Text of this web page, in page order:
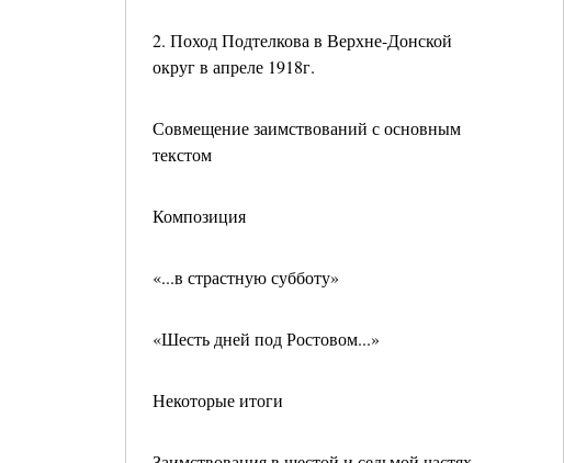
2. Поход Подтелкова в Верхне-Донской
округ в апреле 1918г.
Совмещение заимствований с основным
текстом
Композиция
«...в страстную субботу»
«Шесть дней под Ростовом...»
Некоторые итоги